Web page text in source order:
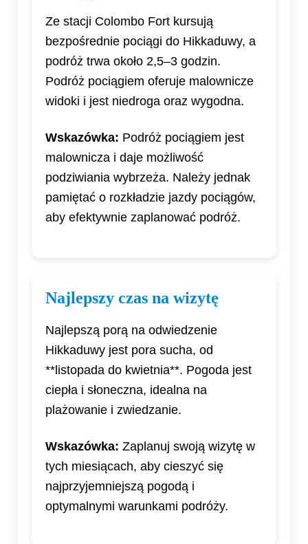
Ze stacji Colombo Fort kursują
bezpośrednie pociągi do Hikkaduwy, a
podróż trwa około 2,5–3 godzin.
Podróż pociągiem oferuje malownicze
widoki i jest niedroga oraz wygodna.
Wskazówka: Podróż pociągiem jest
malownicza i daje możliwość
podziwiania wybrzeża. Należy jednak
pamiętać o rozkładzie jazdy pociągów,
aby efektywnie zaplanować podróż.
Najlepszy czas na wizytę
Najlepszą porą na odwiedzenie
Hikkaduwy jest pora sucha, od
**listopada do kwietnia**. Pogoda jest
ciepła i słoneczna, idealna na
plażowanie i zwiedzanie.
Wskazówka: Zaplanuj swoją wizytę w
tych miesiącach, aby cieszyć się
najprzyjemniejszą pogodą i
optymalnymi warunkami podróży.